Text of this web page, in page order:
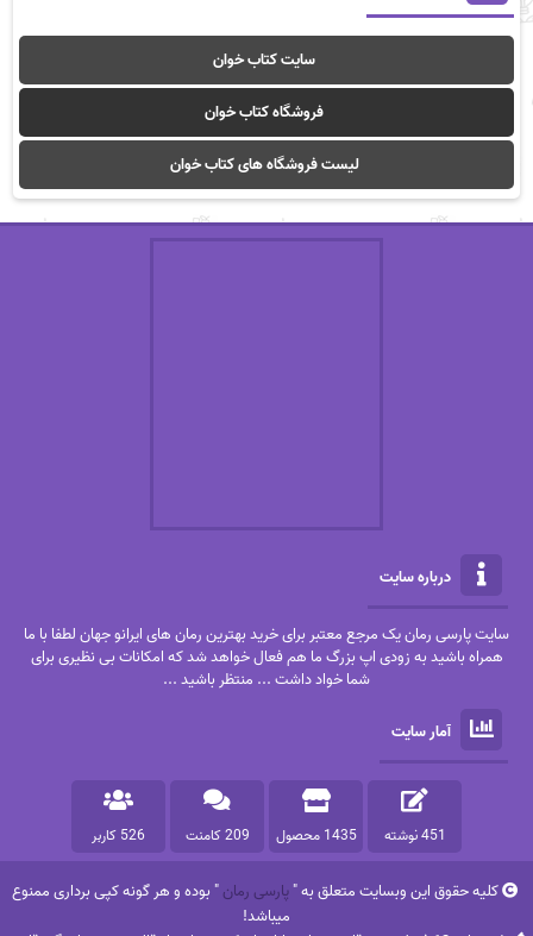
سایت کتاب خوان
فروشگاه کتاب خوان
لیست فروشگاه های کتاب خوان
درباره سایت
سایت پارسی رمان یک مرجع معتبر برای خرید بهترین رمان های ایرانو جهان لطفا با ما
همراه باشید به زودی اپ بزرگ ما هم فعال خواهد شد که امکانات بی نظیری برای
شما خواد داشت ... منتظر باشید ...
آمار سایت
451 نوشته 1435 محصول 209 کامنت 526 کاربر
کلیه حقوق این وبسایت متعلق به "پارسی رمان" بوده و هر گونه کپی برداری ممنوع
میباشد!